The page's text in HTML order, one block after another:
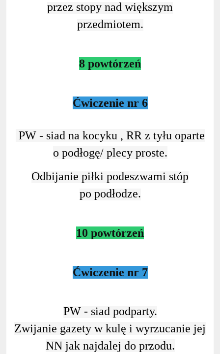
przez stopy nad większym
przedmiotem.
8 powtórzeń
Ćwiczenie nr 6
PW - siad na kocyku , RR z tyłu oparte
o podłogę/ plecy proste.
Odbijanie piłki podeszwami stóp
po podłodze.
10 powtórzeń
Ćwiczenie nr 7
PW - siad podparty.
Zwijanie gazety w kulę i wyrzucanie jej
NN jak najdalej do przodu.